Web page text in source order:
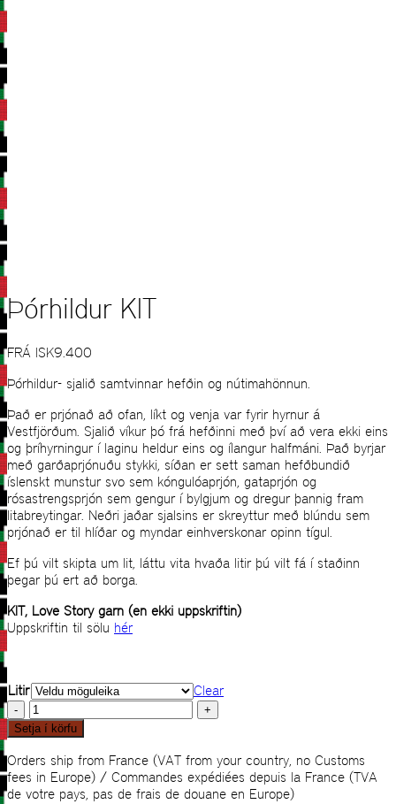
Þórhildur KIT
FRÁ ISK9.400
Þórhildur- sjalið samtvinnar hefðin og nútimahönnun.
Það er prjónað að ofan, líkt og venja var fyrir hyrnur á
Vestfjörðum. Sjalið víkur þó frá hefðinni með því að vera ekki eins
og þríhyrningur í laginu heldur eins og ílangur halfmáni. Það byrjar
með garðaprjónuðu stykki, síðan er sett saman hefðbundið
íslenskt munstur svo sem kóngulóaprjón, gataprjón og
rósastrengsprjón sem gengur í bylgjum og dregur þannig fram
litabreytingar. Neðri jaðar sjalsins er skreyttur með blúndu sem
prjónað er til hlíðar og myndar einhverskonar opinn tígul.
Ef þú vilt skipta um lit, láttu vita hvaða litir þú vilt fá í staðinn
þegar þú ert að borga.
KIT, Love Story garn (en ekki uppskriftin)
Uppskriftin til sölu hér
Litir
Clear
Þórhildur
KIT
quantity
Setja í körfu
Orders ship from France (VAT from your country, no Customs
fees in Europe) / Commandes expédiées depuis la France (TVA
de votre pays, pas de frais de douane en Europe)